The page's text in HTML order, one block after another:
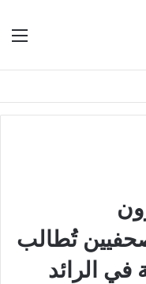
تُطالب
في الرائد